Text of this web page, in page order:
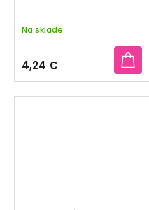
Na sklade
4,24 €